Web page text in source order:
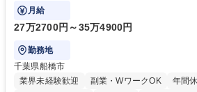
が身につく社会貢献度の高い仕事です。
月給
27万2700円～35万4900円
勤務地
千葉県船橋市
業界未経験歓迎
副業・WワークOK
年間